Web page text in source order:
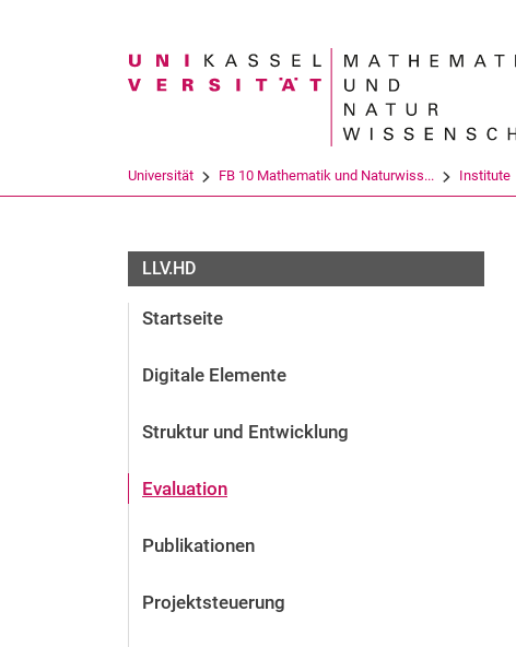
Suchbegriff
Universität FB 10 Mathematik und Naturwiss... Institute
LLV.HD
Startseite
Digitale Elemente
Struktur und Entwicklung
Evaluation
Publikationen
Projektsteuerung